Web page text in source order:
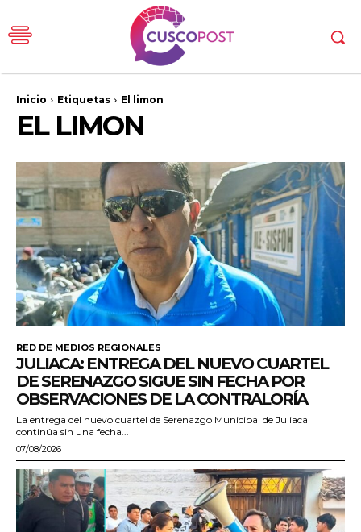
Inicio Etiquetas El limon
EL LIMON
RED DE MEDIOS REGIONALES
JULIACA: ENTREGA DEL NUEVO CUARTEL
DE SERENAZGO SIGUE SIN FECHA POR
OBSERVACIONES DE LA CONTRALORÍA
La entrega del nuevo cuartel de Serenazgo Municipal de Juliaca
continúa sin una fecha...
07/08/2026